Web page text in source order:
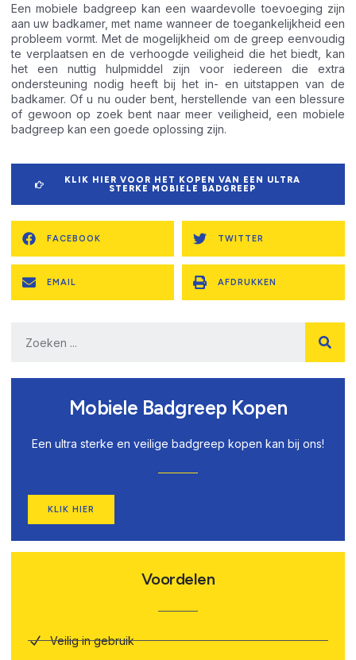
Een mobiele badgreep kan een waardevolle toevoeging zijn
aan uw badkamer, met name wanneer de toegankelijkheid een
probleem vormt. Met de mogelijkheid om de greep eenvoudig
te verplaatsen en de verhoogde veiligheid die het biedt, kan
het een nuttig hulpmiddel zijn voor iedereen die extra
ondersteuning nodig heeft bij het in- en uitstappen van de
badkamer. Of u nu ouder bent, herstellende van een blessure
of gewoon op zoek bent naar meer veiligheid, een mobiele
badgreep kan een goede oplossing zijn.
KLIK HIER VOOR HET KOPEN VAN EEN ULTRA
STERKE MOBIELE BADGREEP
FACEBOOK TWITTER
EMAIL AFDRUKKEN
Mobiele Badgreep Kopen
Een ultra sterke en veilige badgreep kopen kan bij ons!
KLIK HIER
Voordelen
Veilig in gebruik